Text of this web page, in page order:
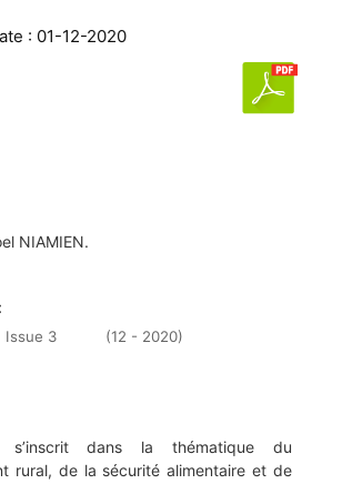
: 01-12-2020
NIAMIEN.
Issue 3 (12 - 2020)
s’inscrit dans la thématique du
rural, de la sécurité alimentaire et de